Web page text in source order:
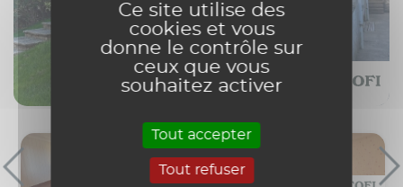
Ce site utilise des
cookies et vous
donne le contrôle sur
ceux que vous
souhaitez activer
Tout accepter
Tout refuser